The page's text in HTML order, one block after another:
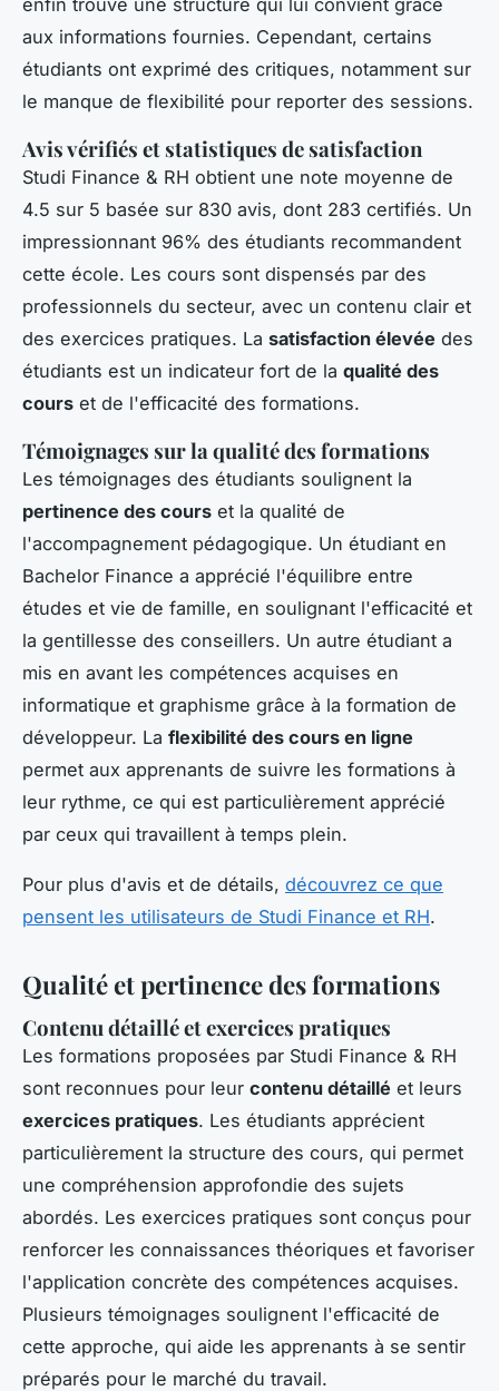
enfin trouvé une structure qui lui convient grâce
aux informations fournies. Cependant, certains
étudiants ont exprimé des critiques, notamment sur
le manque de flexibilité pour reporter des sessions.
Avis vérifiés et statistiques de satisfaction
Studi Finance & RH obtient une note moyenne de
4.5 sur 5 basée sur 830 avis, dont 283 certifiés. Un
impressionnant 96% des étudiants recommandent
cette école. Les cours sont dispensés par des
professionnels du secteur, avec un contenu clair et
des exercices pratiques. La satisfaction élevée des
étudiants est un indicateur fort de la qualité des
cours et de l'efficacité des formations.
Témoignages sur la qualité des formations
Les témoignages des étudiants soulignent la
pertinence des cours et la qualité de
l'accompagnement pédagogique. Un étudiant en
Bachelor Finance a apprécié l'équilibre entre
études et vie de famille, en soulignant l'efficacité et
la gentillesse des conseillers. Un autre étudiant a
mis en avant les compétences acquises en
informatique et graphisme grâce à la formation de
développeur. La flexibilité des cours en ligne
permet aux apprenants de suivre les formations à
leur rythme, ce qui est particulièrement apprécié
par ceux qui travaillent à temps plein.
Pour plus d'avis et de détails, découvrez ce que
pensent les utilisateurs de Studi Finance et RH.
Qualité et pertinence des formations
Contenu détaillé et exercices pratiques
Les formations proposées par Studi Finance & RH
sont reconnues pour leur contenu détaillé et leurs
exercices pratiques. Les étudiants apprécient
particulièrement la structure des cours, qui permet
une compréhension approfondie des sujets
abordés. Les exercices pratiques sont conçus pour
renforcer les connaissances théoriques et favoriser
l'application concrète des compétences acquises.
Plusieurs témoignages soulignent l'efficacité de
cette approche, qui aide les apprenants à se sentir
préparés pour le marché du travail.